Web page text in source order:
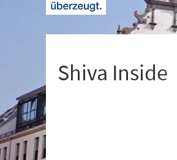
Shiva Inside